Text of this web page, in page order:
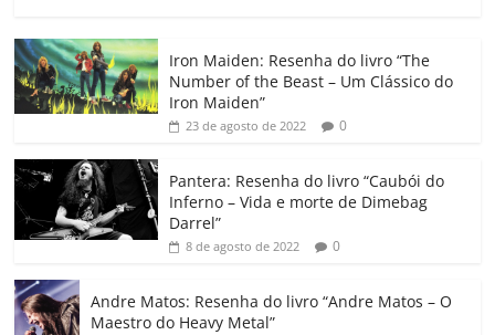
c
e
b
o
o
k
itt
er
at
s
A
p
e
dI
gl
e
Cl
a
ss
ro
o
p
y
Li
k
m
p
h
ar
Iron Maiden: Resenha do livro “The
Number of the Beast – Um Clássico do
Iron Maiden”
23 de agosto de 2022 0
Pantera: Resenha do livro “Caubói do
Inferno – Vida e morte de Dimebag
Darrel”
8 de agosto de 2022 0
Andre Matos: Resenha do livro “Andre Matos – O
Maestro do Heavy Metal”